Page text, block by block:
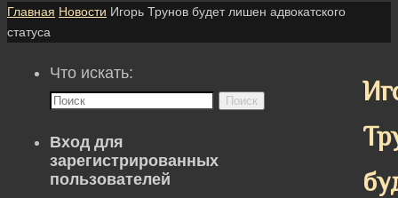
Главная Новости Игорь Трунов будет лишен адвокатского
статуса
Что искать:
Поиск
Вход для
зарегистрированных
пользователей